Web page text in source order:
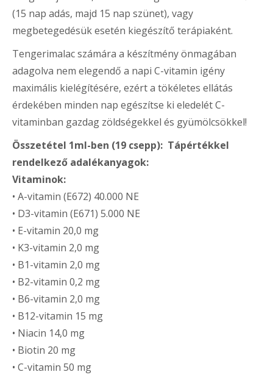
(15 nap adás, majd 15 nap szünet), vagy
megbetegedésük esetén kiegészítő terápiaként.
Tengerimalac számára a készítmény önmagában
adagolva nem elegendő a napi C-vitamin igény
maximális kielégítésére, ezért a tökéletes ellátás
érdekében minden nap egészítse ki eledelét C-
vitaminban gazdag zöldségekkel és gyümölcsökkel!
Összetétel 1ml-ben (19 csepp): Tápértékkel
rendelkező adalékanyagok:
Vitaminok:
• A-vitamin (E672) 40.000 NE
• D3-vitamin (E671) 5.000 NE
• E-vitamin 20,0 mg
• K3-vitamin 2,0 mg
• B1-vitamin 2,0 mg
• B2-vitamin 0,2 mg
• B6-vitamin 2,0 mg
• B12-vitamin 15 mg
• Niacin 14,0 mg
• Biotin 20 mg
• C-vitamin 50 mg